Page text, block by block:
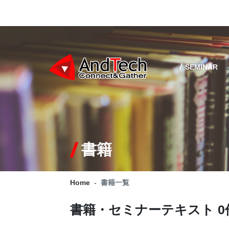
SEMINAR
書籍
Home 書籍一覧
書籍・セミナーテキスト 0